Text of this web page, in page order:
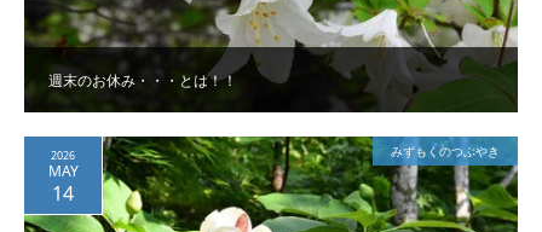
週末のお休み・・・とは！！
2026
MAY
14
みずもくのつぶやき